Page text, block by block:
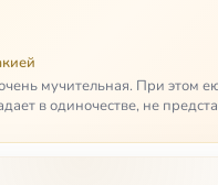
мучительная. При этом
в одиночестве, не